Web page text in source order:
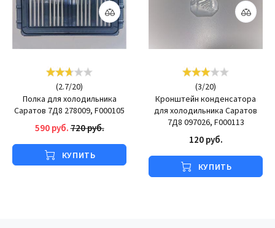
(2.7/20)
Полка для холодильника
Саратов 7Д8 278009, F000105
590 руб.720 руб.
КУПИТЬ
(3/20)
Кронштейн конденсатора
для холодильника Саратов
7Д8 097026, F000113
120 руб.
КУПИТЬ